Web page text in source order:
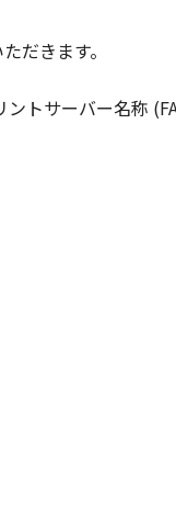
し、除去しもしく
ーに帰属します。
」の全部または一
ンサーは、お客様に
いはサポートを行
サー、キヤノンの
および特定の目的
または販売店のい
付随的な損害を含
します。たとえ、
だきます。
トサーバー名称